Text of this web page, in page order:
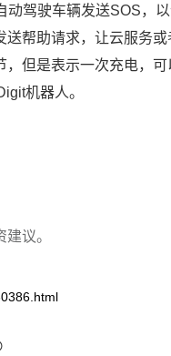
驾驶车辆发送SOS，
帮助请求，让云服务
但是表示一次充电，
机器人。
议。